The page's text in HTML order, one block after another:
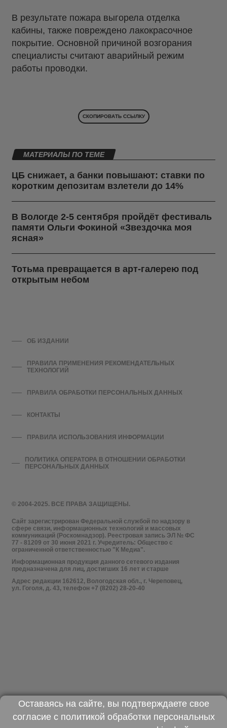
В результате пожара выгорела отделка
кабины, также повреждено лакокрасочное
покрытие. Основной причиной возгорания
специалисты считают аварийный режим
работы проводки.
СКОПИРОВАТЬ ССЫЛКУ
МАТЕРИАЛЫ ПО ТЕМЕ
ЦБ снижает, а банки повышают: ставки по
коротким депозитам взлетели до 14%
В Вологде 2-5 сентября пройдёт фестиваль
памяти Ольги Фокиной «Звездочка моя
ясная»
Тотьма превращается в арт-галерею под
открытым небом
© 2004-2025. ВСЕ ПРАВА ЗАЩИЩЕНЫ.
Сайт зарегистрирован Федеральной службой по надзору в
сфере связи, информационных технологий и массовых
коммуникаций (Роскомнадзор). Реестровая запись ЭЛ № ФС
77 - 81209 от 30 июня 2021 г. Учредитель: Общество с
ограниченной ответственностью "К Медиа".
Информационная продукция данного сетевого издания
предназначена для лиц, достигших 16 лет и старше
Адрес редакции 162612, Вологодская обл., г. Череповец,
ул. Гоголя, д. 43, телефон +7 (8202) 28-20-40
ОБ ИЗДАНИИ
ПРАВИЛА ПРИМЕНЕНИЯ РЕКОМЕНДАТЕЛЬНЫХ
ТЕХНОЛОГИЙ
ПРАВИЛА ОБРАБОТКИ ПЕРСОНАЛЬНЫХ ДАННЫХ
КОНТАКТЫ
ПРАВИЛА ИСПОЛЬЗОВАНИЯ ИНФОРМАЦИИ
ПОЛИТИКА ОПЕРАТОРА В ОТНОШЕНИИ ОБРАБОТКИ
ПЕРСОНАЛЬНЫХ ДАННЫХ
Оставаясь на сайте, вы подтверждаете свое
согласие с политикой обработки персональных